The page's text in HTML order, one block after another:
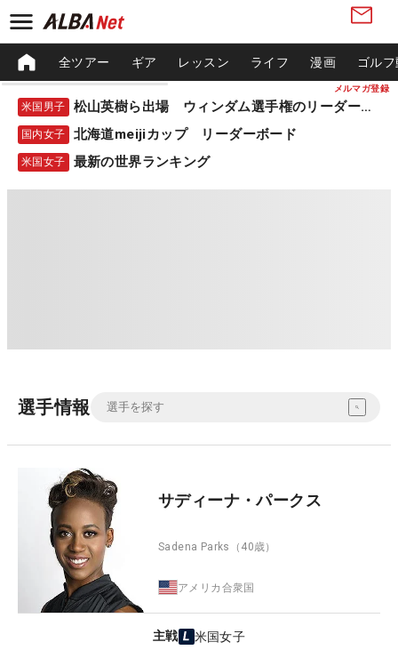
メルマガ登録
全ツアー ギア レッスン ライフ 漫画 ゴル
米国男子 松山英樹ら出場 ウィンダム選手権のリーダーボード
国内女子 北海道meijiカップ リーダーボード
米国女子 最新の世界ランキング
選手情報
サディーナ・パークス
Sadena Parks （40歳）
アメリカ合衆国
主戦 米国女子